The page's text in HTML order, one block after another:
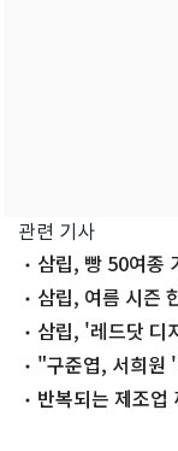
관련 기사
삼립, 빵 50여종
영향"
삼립, 여름 시즌
삼립, '레드닷 디
입증"
"구준엽, 서희원
분배 조정"
반복되는 제조